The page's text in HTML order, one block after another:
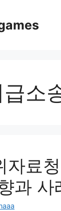
소
료
과 사